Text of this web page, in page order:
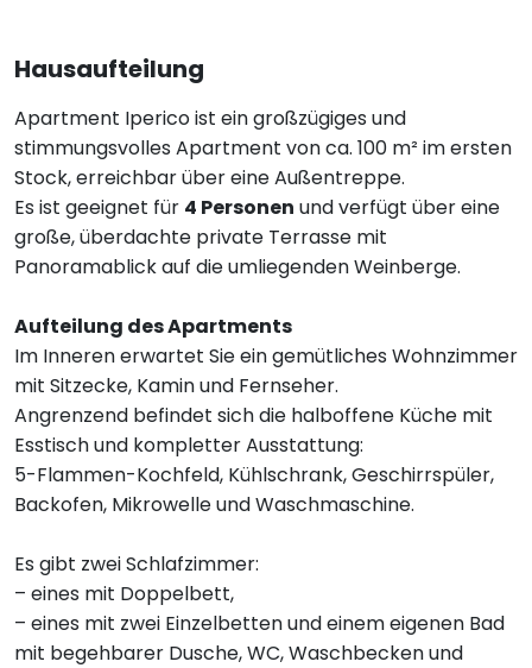
Hausaufteilung
Apartment Iperico ist ein großzügiges und
stimmungsvolles Apartment von ca. 100 m² im ersten
Stock, erreichbar über eine Außentreppe.
Es ist geeignet für 4 Personen und verfügt über eine
große, überdachte private Terrasse mit
Panoramablick auf die umliegenden Weinberge.
Aufteilung des Apartments
Im Inneren erwartet Sie ein gemütliches Wohnzimmer
mit Sitzecke, Kamin und Fernseher.
Angrenzend befindet sich die halboffene Küche mit
Esstisch und kompletter Ausstattung:
5-Flammen-Kochfeld, Kühlschrank, Geschirrspüler,
Backofen, Mikrowelle und Waschmaschine.
Es gibt zwei Schlafzimmer:
– eines mit Doppelbett,
– eines mit zwei Einzelbetten und einem eigenen Bad
mit begehbarer Dusche, WC, Waschbecken und